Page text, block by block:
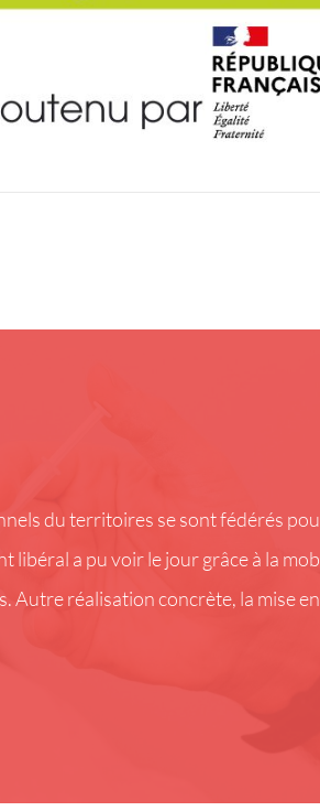
du territoires se sont fédérés
libéral a pu voir le jour grâce à la
Autre réalisation concrète, la mise